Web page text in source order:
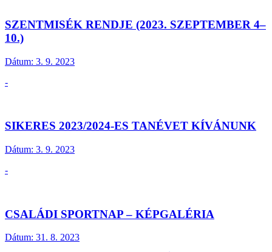
SZENTMISÉK RENDJE (2023. SZEPTEMBER 4–
10.)
Dátum: 3. 9. 2023
-
SIKERES 2023/2024-ES TANÉVET KÍVÁNUNK
Dátum: 3. 9. 2023
-
CSALÁDI SPORTNAP – KÉPGALÉRIA
Dátum: 31. 8. 2023